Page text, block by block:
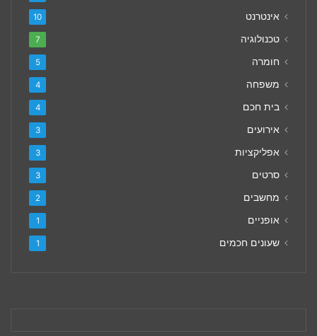
אינטרנט 10
טכנולוגיה 7
חומרה 5
משפחה 4
בית חכם 4
אירועים 3
אפליקציות 3
סרטים 3
מחשבים 2
אופניים 1
שעונים חכמים 1